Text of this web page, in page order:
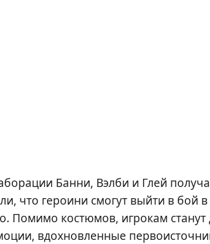
Банни, Вэлби и Глей
что героини смогут выйти в бой
Помимо костюмов, игрокам
вдохновленные